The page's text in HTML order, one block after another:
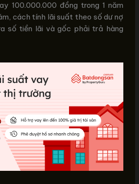
100.000.000 đồng trong 1 năm
cách tính lãi suất theo số dư nợ
số tiền lãi và gốc phải trả hàng